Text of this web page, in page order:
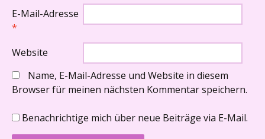
E-Mail-Adresse
*
Website
Name, E-Mail-Adresse und Website in diesem
Browser für meinen nächsten Kommentar speichern.
Benachrichtige mich über neue Beiträge via E-Mail.